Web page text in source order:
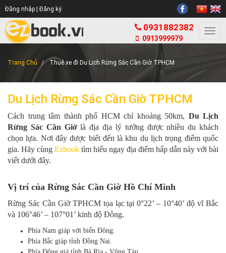
Đăng nhập | Đăng ký
0931882382
0913999979
Trang Chủ Thuê xe đi Du Lịch Rừng Sác Cần Giờ TPHCM
Du Lịch Rừng Sác Cần Giờ TPHCM
Cách trung tâm thành phố HCM chỉ khoảng 50km, Du Lịch
Rừng Sác Cần Giờlà địa địa lý tưởng được nhiều du khách
chọn lựa. Nơi đây được biết đến là khu du lịch trọng điểm quốc
gia. Hãy cùng Ezbook tìm hiểu ngay địa điểm hấp dẫn này với bài
viết dưới đây.
Vị trí của Rừng Sác Cần Giờ Hồ Chí Minh
Rừng Sác Cần Giờ TPHCM tọa lạc tại 0°22’ – 10°40’ độ vĩ Bắc
và 106°46’ – 107°01’ kinh độ Đông.
Phía Nam giáp với biển Đông.
Phía Bắc giáp tỉnh Đồng Nai.